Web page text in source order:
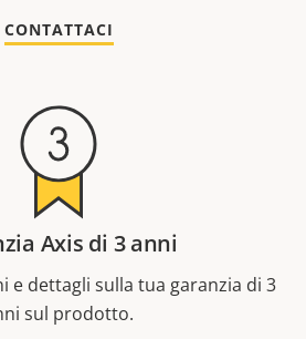
CONTATTACI
Axis di 3 anni
e dettagli sulla tua garanzia di 3
sul prodotto.